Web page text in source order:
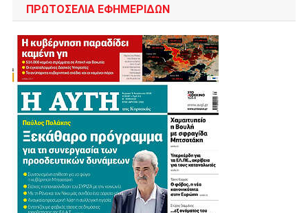
ΠΡΩΤΟΣΈΛΙΑ ΕΦΗΜΕΡΊΔΩΝ